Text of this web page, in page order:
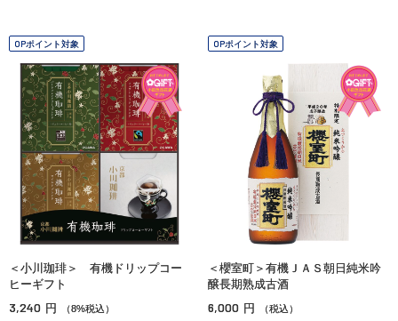
OPポイント対象
＜小川珈琲＞ 有機ドリップコー
ヒーギフト
3,240 円 （8%税込）
OPポイント対象
＜櫻室町＞有機ＪＡＳ朝日純米吟
醸長期熟成古酒
6,000 円 （税込）